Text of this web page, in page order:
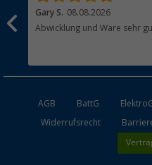
Gary S. 08.08.2026
Abwicklung und Ware sehr
AGB BattG
Widerrufsrecht